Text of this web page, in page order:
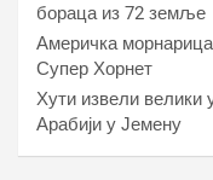
бораца из 72 земље
Америчка
Супер Хорнет
Хути извели велики
Арабији у Јемену